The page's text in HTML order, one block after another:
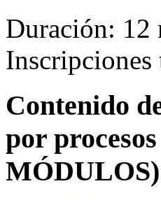
Duración: 12
Contenido
por